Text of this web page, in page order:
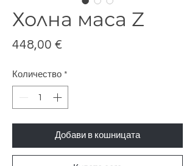
Холна маса Z
448,00 €
Количество *
Добави в кошницата